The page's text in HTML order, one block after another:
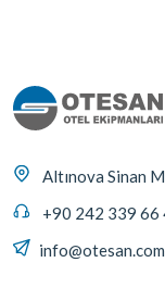
Altınova Sinan
+90 242 339 66
info@otesan.com